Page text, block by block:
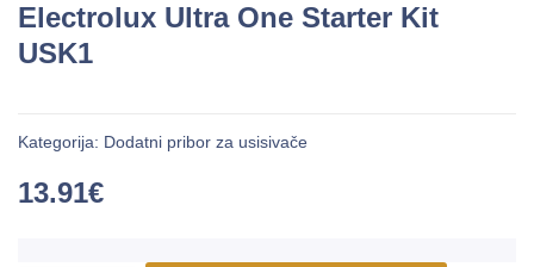
Electrolux Ultra One Starter Kit
USK1
Kategorija: Dodatni pribor za usisivače
13.91€